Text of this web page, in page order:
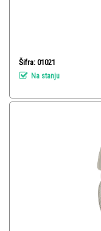
Šifra: 01021
Na stanju